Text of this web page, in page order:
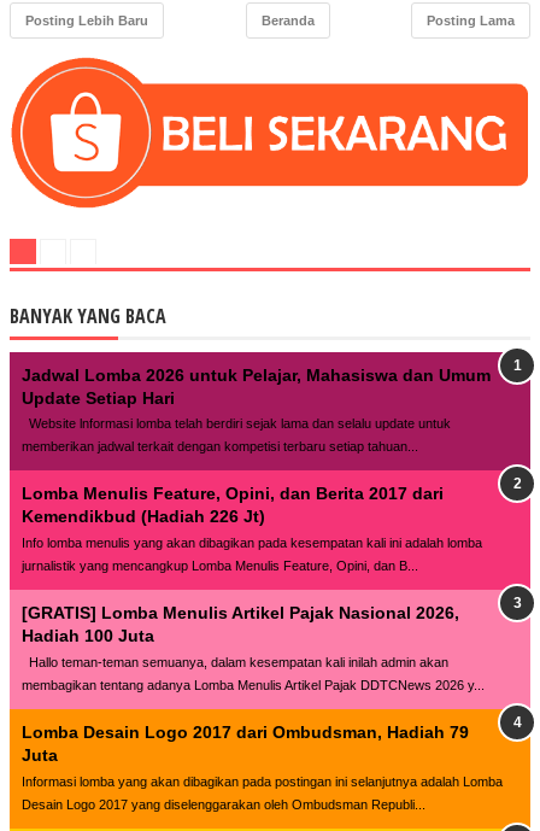
Posting Lebih Baru Posting Lama
Beranda
BANYAK YANG BACA
Jadwal Lomba 2026 untuk Pelajar, Mahasiswa dan Umum
Update Setiap Hari
Website lnformasi lomba telah berdiri sejak lama dan selalu update untuk
memberikan jadwal terkait dengan kompetisi terbaru setiap tahuan...
Lomba Menulis Feature, Opini, dan Berita 2017 dari
Kemendikbud (Hadiah 226 Jt)
Info lomba menulis yang akan dibagikan pada kesempatan kali ini adalah lomba
jurnalistik yang mencangkup Lomba Menulis Feature, Opini, dan B...
[GRATIS] Lomba Menulis Artikel Pajak Nasional 2026,
Hadiah 100 Juta
Hallo teman-teman semuanya, dalam kesempatan kali inilah admin akan
membagikan tentang adanya Lomba Menulis Artikel Pajak DDTCNews 2026 y...
Lomba Desain Logo 2017 dari Ombudsman, Hadiah 79
Juta
Informasi lomba yang akan dibagikan pada postingan ini selanjutnya adalah Lomba
Desain Logo 2017 yang diselenggarakan oleh Ombudsman Republi...